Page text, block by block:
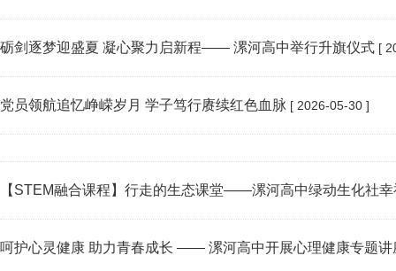
砺剑逐梦迎盛夏 凝心聚力启新程—— 漯河高中举行升旗仪式 [
党员领航追忆峥嵘岁月 学子笃行赓续红色血脉 [ 2026-05-30 ]
【STEM融合课程】行走的生态课堂——漯河高中绿动生化社
呵护心灵健康 助力青春成长 —— 漯河高中开展心理健康专题讲